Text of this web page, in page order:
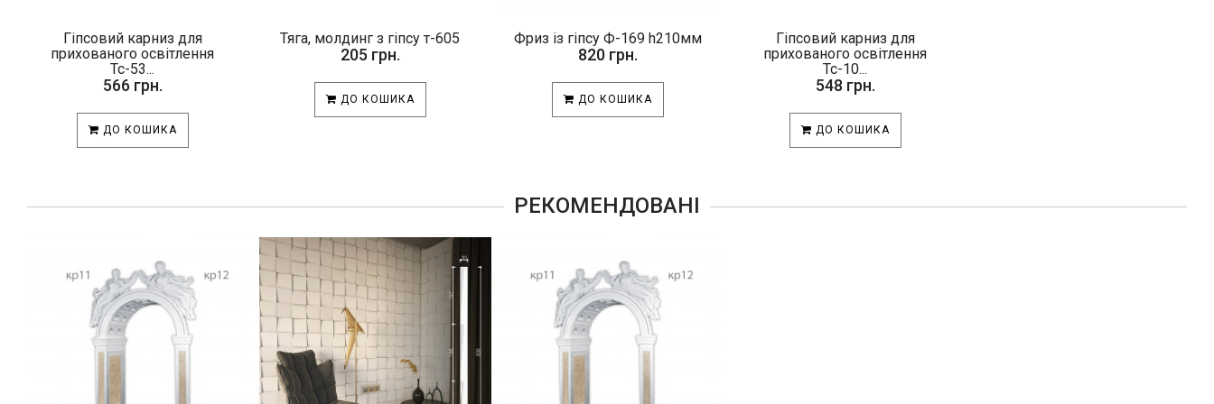
Гіпсовий карниз для
прихованого освітлення
Тс-53...
566 грн.
ДО КОШИКА
Тяга, молдинг з гіпсу т-605
205 грн.
ДО КОШИКА
Фриз із гіпсу Ф-169 h210мм
820 грн.
ДО КОШИКА
Гіпсовий карниз для
прихованого освітлення
Тс-10...
548 грн.
ДО КОШИКА
РЕКОМЕНДОВАНІ